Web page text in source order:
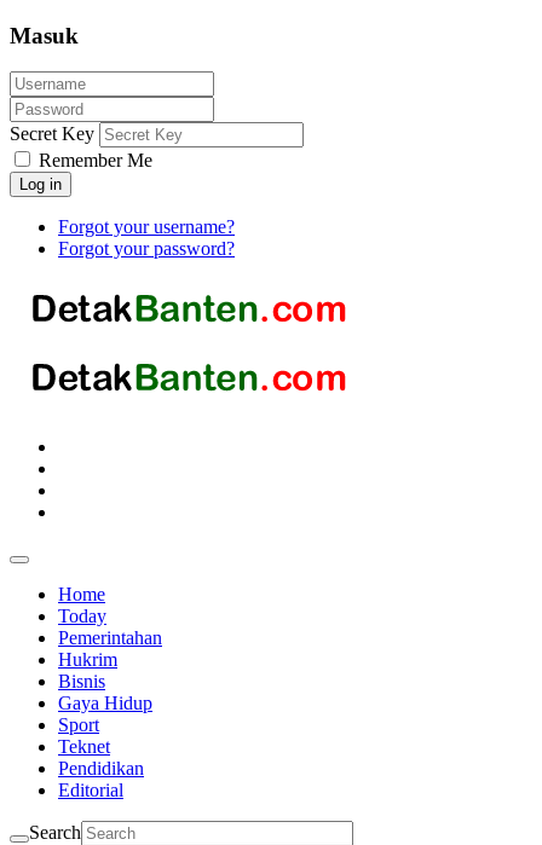
Masuk
Secret Key
Remember Me
Log in
Forgot your username?
Forgot your password?
Home
Today
Pemerintahan
Hukrim
Bisnis
Gaya Hidup
Sport
Teknet
Pendidikan
Editorial
Search